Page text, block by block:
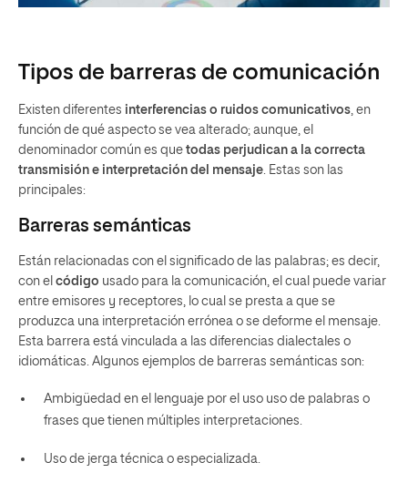
Tipos de barreras de comunicación
Existen diferentes interferencias o ruidos comunicativos, en
función de qué aspecto se vea alterado; aunque, el
denominador común es que todas perjudican a la correcta
transmisión e interpretación del mensaje. Estas son las
principales:
Barreras semánticas
Están relacionadas con el significado de las palabras; es decir,
con el código usado para la comunicación, el cual puede variar
entre emisores y receptores, lo cual se presta a que se
produzca una interpretación errónea o se deforme el mensaje.
Esta barrera está vinculada a las diferencias dialectales o
idiomáticas. Algunos ejemplos de barreras semánticas son:
Ambigüedad en el lenguaje por el uso uso de palabras o
frases que tienen múltiples interpretaciones.
Uso de jerga técnica o especializada.